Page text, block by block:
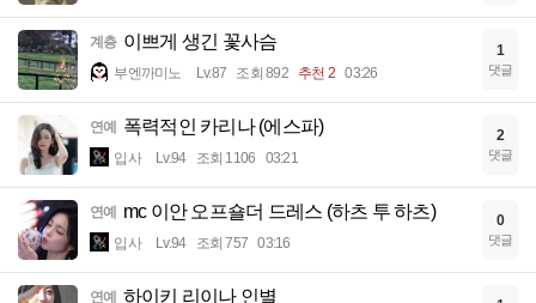
계층 이쁘게 생긴 꽃사슴
부엔까미노 Lv.87 조회 892 추천 2 03:26
1
댓글
연예 폭력적인 카리나 (에스파)
입사 Lv.94 조회 1106 03:21
2
댓글
연예 mc 이안 오프숄더 드레스 (하츠 투 하츠)
입사 Lv.94 조회 757 03:16
0
댓글
연예 하이키 리이나 인별